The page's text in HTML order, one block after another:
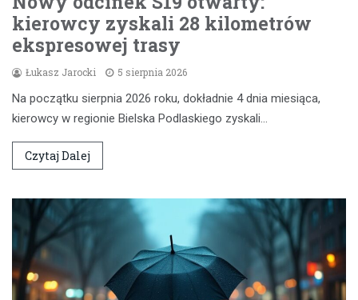
kierowcy zyskali 28 kilometrów
ekspresowej trasy
Łukasz Jarocki 5 sierpnia 2026
Na początku sierpnia 2026 roku, dokładnie 4 dnia miesiąca,
kierowcy w regionie Bielska Podlaskiego zyskali…
Czytaj Dalej